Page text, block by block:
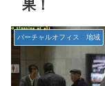
果！
バーチャルオフィス 地域